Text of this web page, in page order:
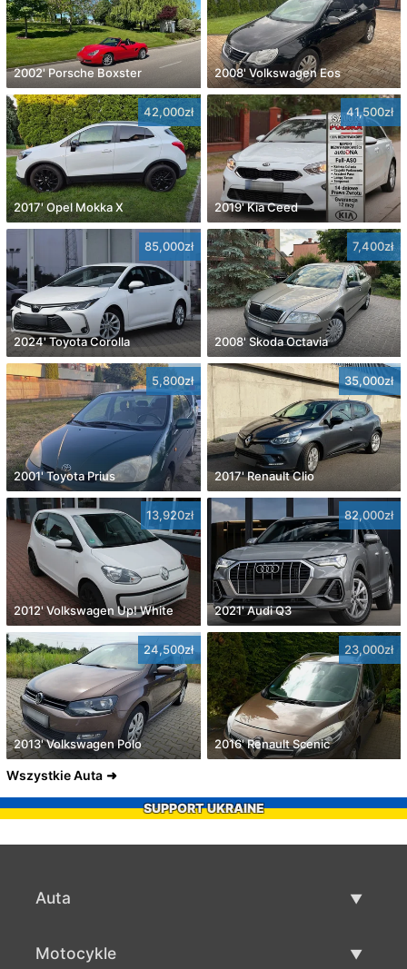
2002' Porsche Boxster 2008' Volkswagen Eos
42,000zł
2017' Opel Mokka X
41,500zł
2019' Kia Ceed
85,000zł
2024' Toyota Corolla
7,400zł
2008' Skoda Octavia
5,800zł
2001' Toyota Prius
35,000zł
2017' Renault Clio
13,920zł
2012' Volkswagen Up! White
82,000zł
2021' Audi Q3
24,500zł
2013' Volkswagen Polo
23,000zł
2016' Renault Scenic
Wszystkie Auta
SUPPORT UKRAINE
Auta
Motocykle